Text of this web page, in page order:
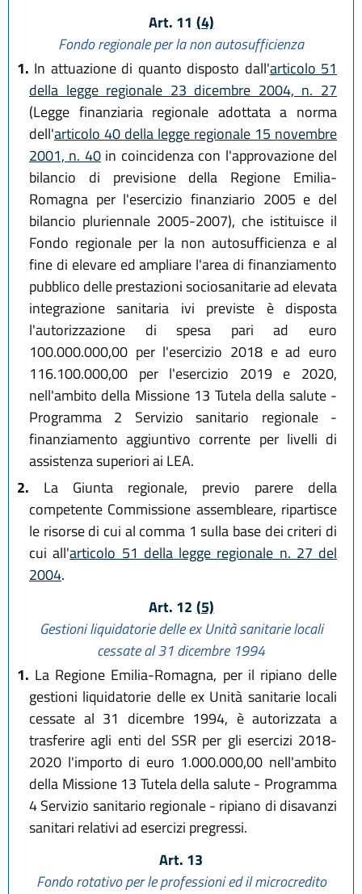
Art. 11 (4)
Fondo regionale per la non autosufficienza
1. In attuazione di quanto disposto dall'articolo 51
della legge regionale 23 dicembre 2004, n. 27
(Legge finanziaria regionale adottata a norma
dell'articolo 40 della legge regionale 15 novembre
2001, n. 40in coincidenza con l'approvazione del
bilancio di previsione della Regione Emilia-
Romagna per l'esercizio finanziario 2005 e del
bilancio pluriennale 2005-2007), che istituisce il
Fondo regionale per la non autosufficienza e al
fine di elevare ed ampliare l'area di finanziamento
pubblico delle prestazioni sociosanitarie ad elevata
integrazione sanitaria ivi previste è disposta
l'autorizzazione di spesa pari ad euro
100.000.000,00 per l'esercizio 2018 e ad euro
116.100.000,00 per l'esercizio 2019 e 2020,
nell'ambito della Missione 13 Tutela della salute -
Programma 2 Servizio sanitario regionale -
finanziamento aggiuntivo corrente per livelli di
assistenza superiori ai LEA.
2. La Giunta regionale, previo parere della
competente Commissione assembleare, ripartisce
le risorse di cui al comma 1 sulla base dei criteri di
cui all'articolo 51 della legge regionale n. 27 del
2004.
Art. 12 (5)
Gestioni liquidatorie delle ex Unità sanitarie locali
cessate al 31 dicembre 1994
1. La Regione Emilia-Romagna, per il ripiano delle
gestioni liquidatorie delle ex Unità sanitarie locali
cessate al 31 dicembre 1994, è autorizzata a
trasferire agli enti del SSR per gli esercizi 2018-
2020 l'importo di euro 1.000.000,00 nell'ambito
della Missione 13 Tutela della salute - Programma
4 Servizio sanitario regionale - ripiano di disavanzi
sanitari relativi ad esercizi pregressi.
Art. 13
Fondo rotativo per le professioni ed il microcredito